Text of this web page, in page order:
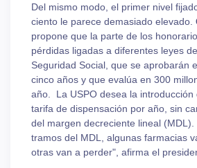
Del mismo modo, el primer nivel
ciento le parece demasiado elevado.
propone que la parte de los
pérdidas ligadas a diferentes leyes
Seguridad Social, que se aprobarán
cinco años y que evalúa en 300
año. La USPO desea la introducción
tarifa de dispensación por año, sin
del margen decreciente lineal (MDL).
tramos del MDL, algunas farmacias
otras van a perder", afirma el